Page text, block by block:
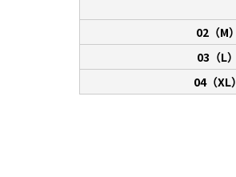
02（M）
03（L）
04（XL）